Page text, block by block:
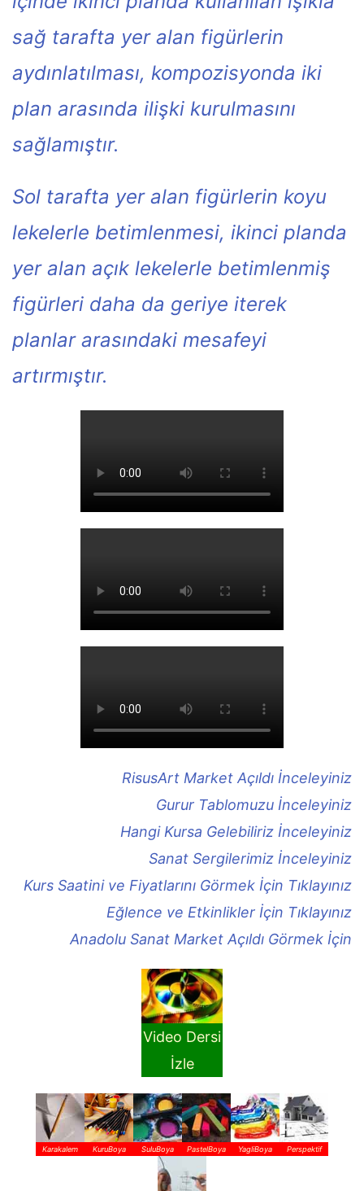
sağ tarafta yer alan figürlerin
aydınlatılması, kompozisyonda iki
plan arasında ilişki kurulmasını
sağlamıştır.
Sol tarafta yer alan figürlerin koyu
lekelerle betimlenmesi, ikinci planda
yer alan açık lekelerle betimlenmiş
figürleri daha da geriye iterek
planlar arasındaki mesafeyi
artırmıştır.
RisusArt Market Açıldı İnceleyiniz
Gurur Tablomuzu İnceleyiniz
Hangi Kursa Gelebiliriz İnceleyiniz
Sanat Sergilerimiz İnceleyiniz
Kurs Saatini ve Fiyatlarını Görmek İçin Tıklayınız
Eğlence ve Etkinlikler İçin Tıklayınız
Anadolu Sanat Market Açıldı Görmek İçin
Video Dersi
İzle
Karakalem KuruBoya SuluBoya PastelBoya YagliBoya Perspektif